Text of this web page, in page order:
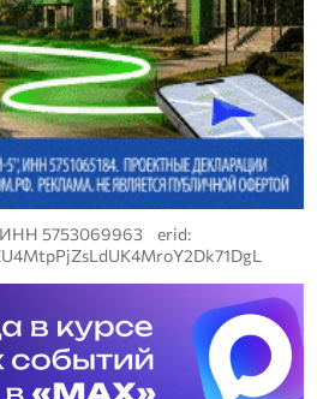
5753069963 erid: